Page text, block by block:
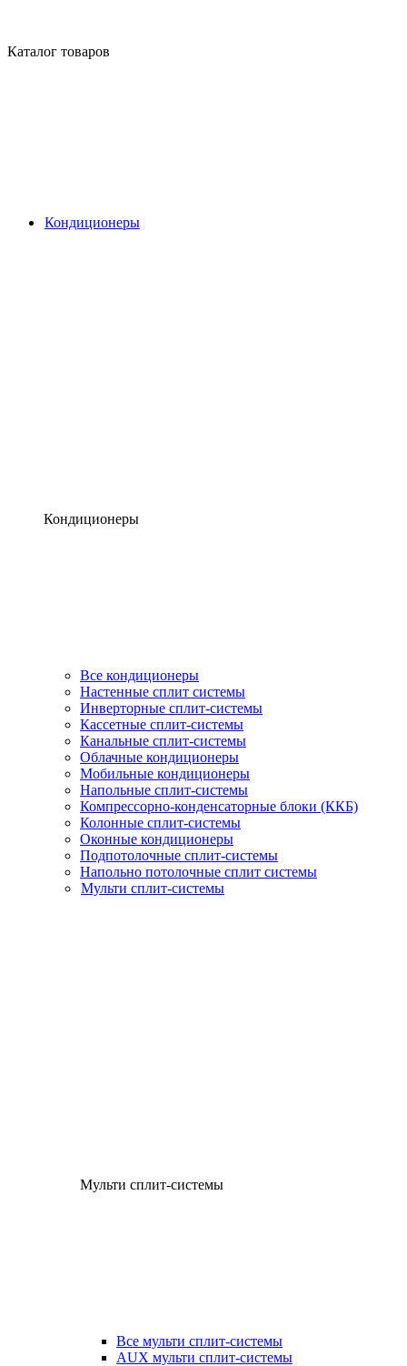
Каталог товаров
Кондиционеры
Кондиционеры
Все кондиционеры
Настенные сплит системы
Инверторные сплит-системы
Кассетные сплит-системы
Канальные сплит-системы
Облачные кондиционеры
Мобильные кондиционеры
Напольные сплит-системы
Компрессорно-конденсаторные блоки (ККБ)
Колонные сплит-системы
Оконные кондиционеры
Подпотолочные сплит-системы
Напольно потолочные сплит системы
Мульти сплит-системы
Мульти сплит-системы
Все мульти сплит-системы
AUX мульти сплит-системы